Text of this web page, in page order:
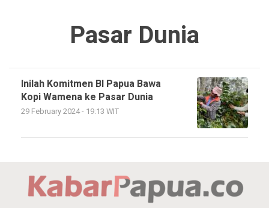
Pasar Dunia
Inilah Komitmen BI Papua Bawa
Kopi Wamena ke Pasar Dunia
29 February 2024 - 19:13 WIT